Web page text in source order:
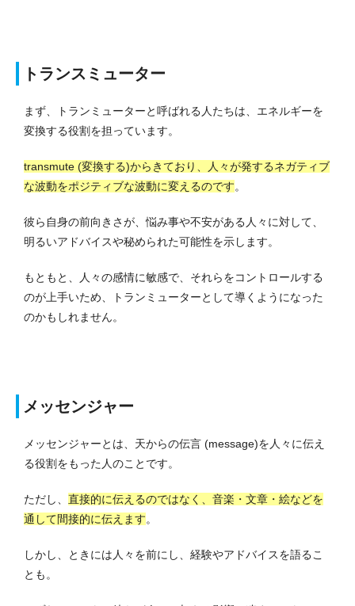
トランスミューター
まず、トランミューターと呼ばれる人たちは、エネルギーを
変換する役割を担っています。
transmute (変換する)からきており、人々が発するネガティブ
な波動をポジティブな波動に変えるのです。
彼ら自身の前向きさが、悩み事や不安がある人々に対して、
明るいアドバイスや秘められた可能性を示します。
もともと、人々の感情に敏感で、それらをコントロールする
のが上手いため、トランミューターとして導くようになった
のかもしれません。
メッセンジャー
メッセンジャーとは、天からの伝言 (message)を人々に伝え
る役割をもった人のことです。
ただし、 直接的に伝えるのではなく、音楽・文章・絵などを
通して間接的に伝えます。
しかし、ときには人々を前にし、経験やアドバイスを語るこ
とも。